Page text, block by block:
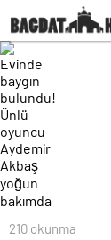
210 okunma